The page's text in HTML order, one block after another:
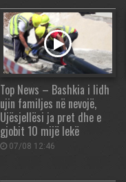
Top News – Bashkia i lidh
ujin familjes në nevojë,
Ujësjellësi ja pret dhe e
gjobit 10 mijë lekë
07/08 12:46